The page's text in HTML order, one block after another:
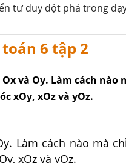
tư duy đột phá trong
6 tập 2
và Oy. Làm cách nào
xOy, xOz và yOz.
Làm cách nào mà
xOz và yOz.